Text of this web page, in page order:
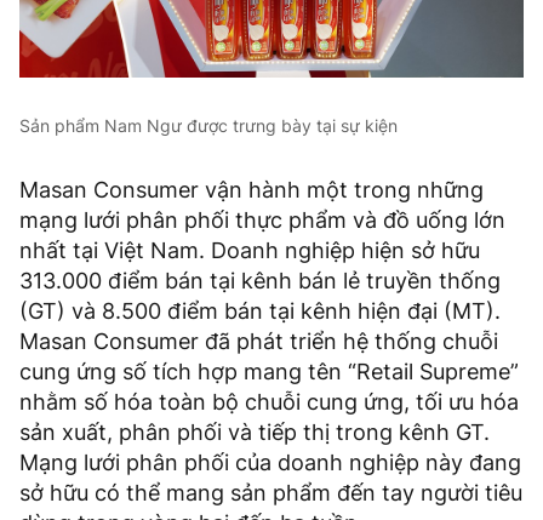
Sản phẩm Nam Ngư được trưng bày tại sự kiện
Masan Consumer vận hành một trong những
mạng lưới phân phối thực phẩm và đồ uống lớn
nhất tại Việt Nam. Doanh nghiệp hiện sở hữu
313.000 điểm bán tại kênh bán lẻ truyền thống
(GT) và 8.500 điểm bán tại kênh hiện đại (MT).
Masan Consumer đã phát triển hệ thống chuỗi
cung ứng số tích hợp mang tên “Retail Supreme”
nhằm số hóa toàn bộ chuỗi cung ứng, tối ưu hóa
sản xuất, phân phối và tiếp thị trong kênh GT.
Mạng lưới phân phối của doanh nghiệp này đang
sở hữu có thể mang sản phẩm đến tay người tiêu